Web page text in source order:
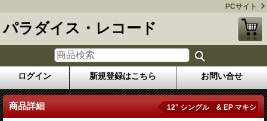
PCサイト
パラダイス・レコード
ログイン 新規登録はこちら お問い合せ
商品詳細 12" シングル & EP マキシ